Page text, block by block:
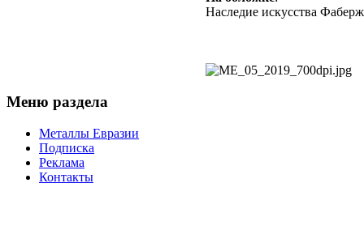
Наследие искусства
Меню раздела
Металлы Евразии
Подписка
Реклама
Контакты